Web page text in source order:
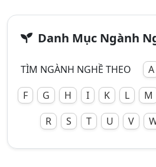
Danh Mục Ngành
TÌM NGÀNH NGHỀ THEO A
F
G H I K L M
R
S T U V